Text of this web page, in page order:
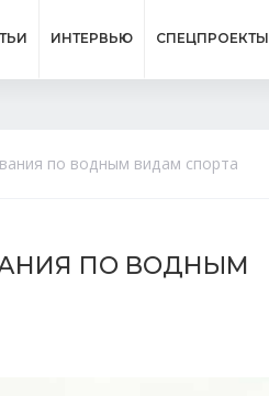
ИНТЕРВЬЮ СПЕЦПРОЕКТЫ
по водным видам спорта
ПО ВОДНЫМ